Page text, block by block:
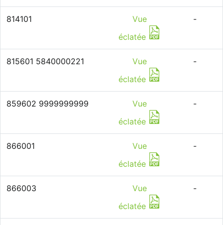
814101
Vue
éclatée
-
815601 5840000221
Vue
éclatée
-
859602 9999999999
Vue
éclatée
-
866001
Vue
éclatée
-
866003
Vue
éclatée
-